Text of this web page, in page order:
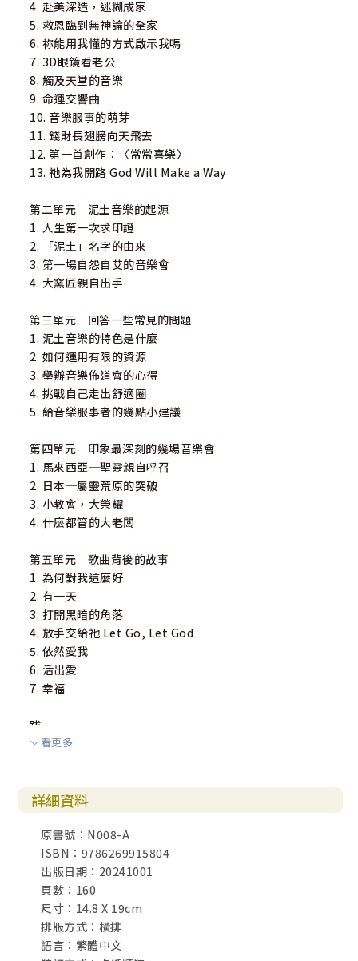
盛曉玫
泥土音樂
4. 赴美深造，迷糊成家
5. 救恩臨到無神論的全家
6. 祢能用我懂的方式啟示我嗎
7. 3D眼鏡看老公
8. 觸及天堂的音樂
9. 命運交響曲
10. 音樂服事的萌芽
11. 錢財長翅膀向天飛去
12. 第一首創作：〈常常喜樂〉
13. 祂為我開路 God Will Make a Way
第二單元 泥土音樂的起源
1. 人生第一次求印證
2. 「泥土」名字的由來
3. 第一場自怨自艾的音樂會
4. 大窯匠親自出手
第三單元 回答一些常見的問題
1. 泥土音樂的特色是什麼
2. 如何運用有限的資源
3. 舉辦音樂佈道會的心得
4. 挑戰自己走出舒適圈
5. 給音樂服事者的幾點小建議
第四單元 印象最深刻的幾場音樂會
1. 馬來西亞─聖靈親自呼召
2. 日本─屬靈荒原的突破
3. 小教會，大榮耀
4. 什麼都管的大老闆
第五單元 歌曲背後的故事
1. 為何對我這麼好
2. 有一天
3. 打開黑暗的角落
4. 放手交給祂 Let Go, Let God
5. 依然愛我
6. 活出愛
7. 幸福
跋
我的感恩
看更多
詳細資料
原書號：N008-A
ISBN：9786269915804
出版日期：20241001
頁數：160
尺寸：14.8 X 19cm
排版方式：橫排
語言：繁體中文